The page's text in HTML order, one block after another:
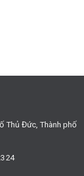
Thủ Đức, Thành phố